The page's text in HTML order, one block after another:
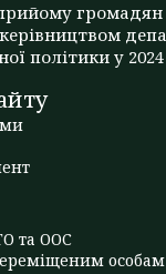
громадян
політики у
та ООС
особам